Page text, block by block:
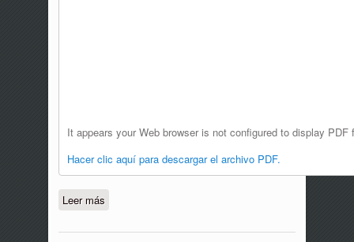
It appears your Web browser is not configured to display
Hacer clic aquí para descargar el archivo PDF.
Leer más